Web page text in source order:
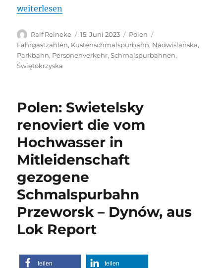
„Polen: Etwas weniger Reisende 2022 auf
weiterlesen
Autor
Ralf Reineke
Veröffentlicht
am
15. Juni 2023 Kategorien
Polen
Fahrgastzahlen, Küstenschmalspurbahn, Nadwiślańska,
Parkbahn, Personenverkehr,Schmalspurbahnen,
Świętokrzyska
Polen: Swietelsky
renoviert die vom
Hochwasser in
Mitleidenschaft
gezogene
Schmalspurbahn
Przeworsk – Dynów, aus
Lok Report
teilen teilen